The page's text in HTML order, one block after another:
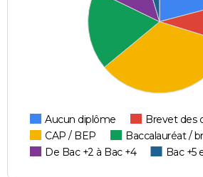
Aucun diplôme
Brevet des
CAP / BEP
Baccalauréat /
De Bac +2 à Bac +4
Bac +5